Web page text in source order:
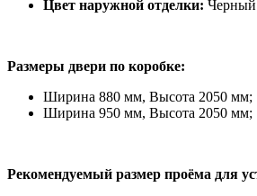
Цвет наружной отделки:
Размеры двери по коробке:
Ширина 880 мм, Высота 2050 мм;
Ширина 950 мм, Высота 2050 мм;
Рекомендуемый размер проёма для